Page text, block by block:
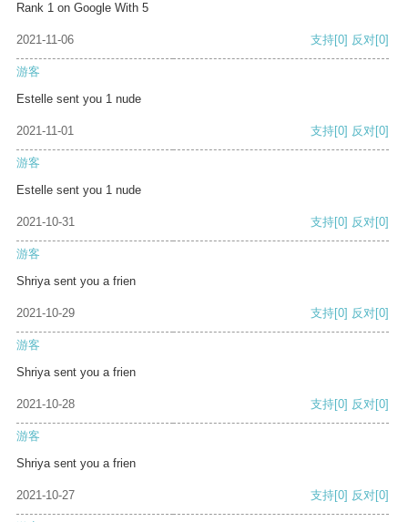
Rank 1 on Google With 5
2021-11-06 支持[0] 反对[0]
游客
Estelle sent you 1 nude
2021-11-01 支持[0] 反对[0]
游客
Estelle sent you 1 nude
2021-10-31 支持[0] 反对[0]
游客
Shriya sent you a frien
2021-10-29 支持[0] 反对[0]
游客
Shriya sent you a frien
2021-10-28 支持[0] 反对[0]
游客
Shriya sent you a frien
2021-10-27 支持[0] 反对[0]